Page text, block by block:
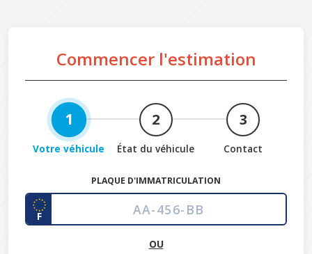
Commencer l'estimation
1
Votre véhicule
2
État du véhicule
3
Contact
PLAQUE D'IMMATRICULATION
F
OU